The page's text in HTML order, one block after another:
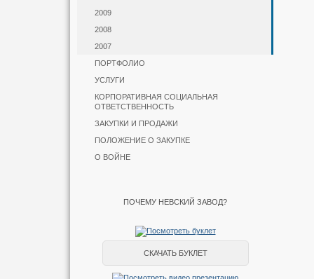
2009
2008
2007
ПОРТФОЛИО
УСЛУГИ
КОРПОРАТИВНАЯ СОЦИАЛЬНАЯ
ОТВЕТСТВЕННОСТЬ
ЗАКУПКИ И ПРОДАЖИ
ПОЛОЖЕНИЕ О ЗАКУПКЕ
О ВОЙНЕ
ПОЧЕМУ НЕВСКИЙ ЗАВОД?
СКАЧАТЬ БУКЛЕТ